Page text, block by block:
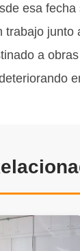
esa
trabajo
a